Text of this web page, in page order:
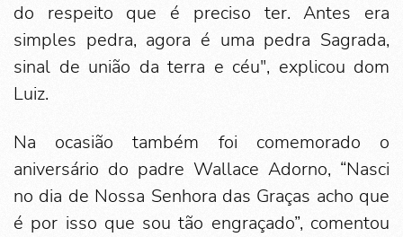
do respeito que é preciso ter. Antes era
simples pedra, agora é uma pedra Sagrada,
sinal de união da terra e céu", explicou dom
Luiz.
Na ocasião também foi comemorado o
aniversário do padre Wallace Adorno, “Nasci
no dia de Nossa Senhora das Graças acho que
é por isso que sou tão engraçado”, comentou